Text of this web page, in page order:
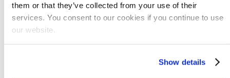
them or that they’ve collected from your use of their
services. You consent to our cookies if you continue to use
our website.
Show details
Un Problema Rural
Liesa Lehmann, jefa de la sección de agua